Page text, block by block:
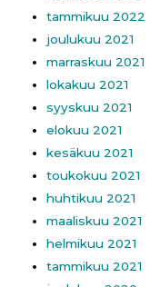
tammikuu 2022
joulukuu 2021
marraskuu 2021
lokakuu 2021
syyskuu 2021
elokuu 2021
kesäkuu 2021
toukokuu 2021
huhtikuu 2021
maaliskuu 2021
helmikuu 2021
tammikuu 2021